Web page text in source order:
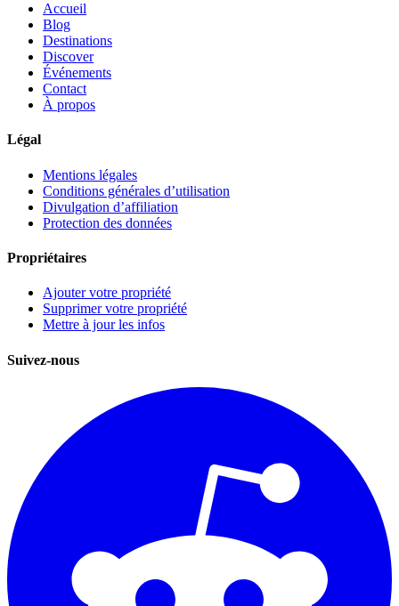
Accueil
Blog
Destinations
Discover
Événements
Contact
À propos
Légal
Mentions légales
Conditions générales d’utilisation
Divulgation d’affiliation
Protection des données
Propriétaires
Ajouter votre propriété
Supprimer votre propriété
Mettre à jour les infos
Suivez-nous